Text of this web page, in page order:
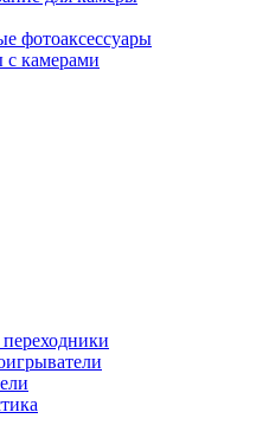
фотоаксессуары
с камерами